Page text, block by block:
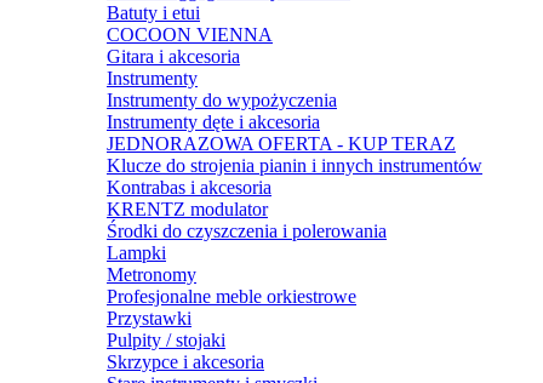
Batuty i etui
COCOON VIENNA
Gitara i akcesoria
Instrumenty
Instrumenty do wypożyczenia
Instrumenty dęte i akcesoria
JEDNORAZOWA OFERTA - KUP TERAZ
Klucze do strojenia pianin i innych instrumentów
Kontrabas i akcesoria
KRENTZ modulator
Środki do czyszczenia i polerowania
Lampki
Metronomy
Profesjonalne meble orkiestrowe
Przystawki
Pulpity / stojaki
Skrzypce i akcesoria